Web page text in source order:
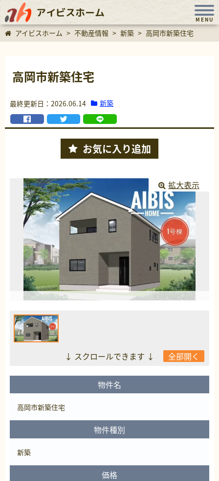
アイビスホーム
MENU
アイビスホーム > 不動産情報 > 新築 > 高岡市新築住宅
高岡市新築住宅
最終更新日：2026.06.14 新築
お気に入り追加
↓ スクロールできます ↓ 全部開く
拡大表示
物件名
高岡市新築住宅
物件種別
新築
価格